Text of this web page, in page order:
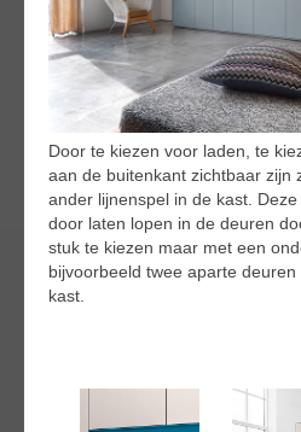
Door te kiezen voor laden, te
aan de buitenkant zichtbaar zijn
ander lijnenspel in de kast.
door laten lopen in de deuren
stuk te kiezen maar met een
bijvoorbeeld twee aparte
kast.